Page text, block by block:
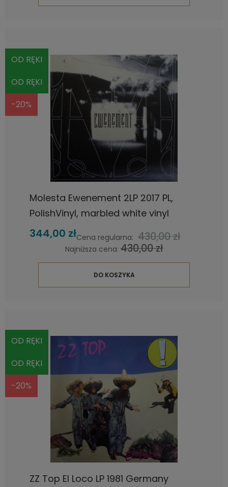
Molesta Ewenement 2LP 2017 PL,
PolishVinyl, marbled white vinyl
344,00 złCena regularna: 430,00 zł
Najniższa cena: 430,00 zł
DO KOSZYKA
OD RĘKI
OD RĘKI
-20%
ZZ Top El Loco LP 1981 Germany
OD RĘKI
OD RĘKI
-20%